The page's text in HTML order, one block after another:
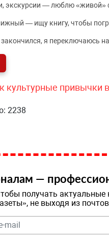
экскурсии — люблю «живой»
— ищу книгу, чтобы
я переключаюсь
культурные привычки
2238
—
получать
не выходя из